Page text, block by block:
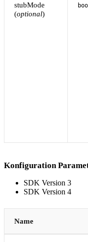
stubMode
(optional)
Konfiguration
SDK Version 3
SDK Version 4
Name